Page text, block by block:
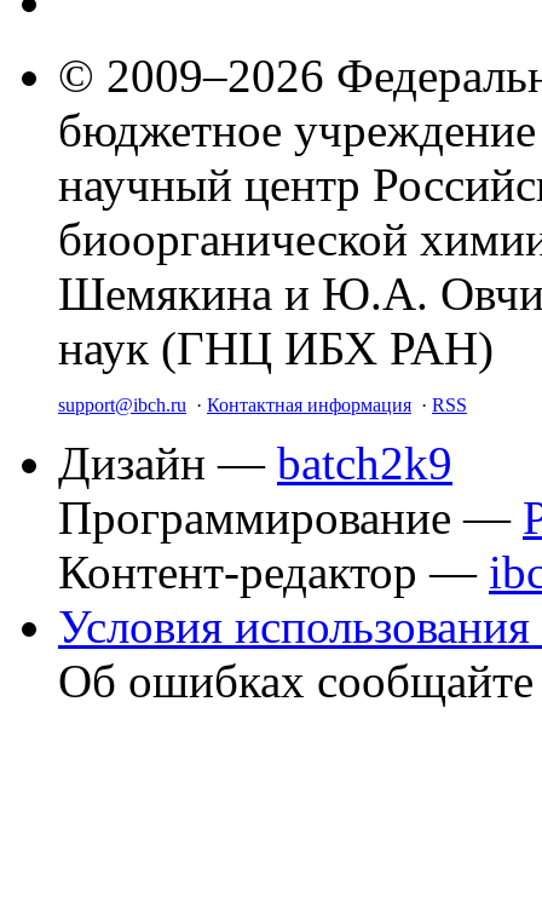
© 2009–2026
бюджетное
научный центр
биоорганической
Шемякина и Ю.А.
наук (ГНЦ ИБХ РАН)
support@ibch.ru · Контактная информация · RSS
Дизайн — batch2k9
Программирование —
Контент-редактор —
Условия использования
Об ошибках